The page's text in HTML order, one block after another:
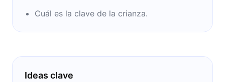
Cuál es la clave de la crianza.
Ideas clave